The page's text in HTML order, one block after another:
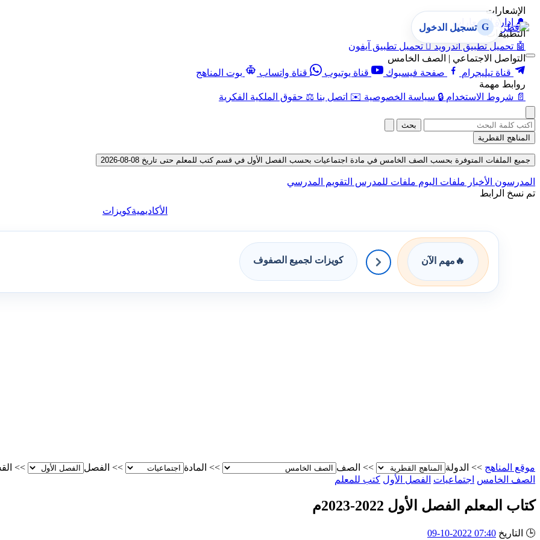
الإشعارات
🔔 إدارة الإشعارات
التطبيقات
🤖 تحميل تطبيق أندرويد  تحميل تطبيق آيفون
التواصل الاجتماعي | الصف الخامس
قناة تيليجرام
صفحة فيسبوك قناة يوتيوب قناة واتساب
بوت المناهج
روابط مهمة
📄 شروط الاستخدام 🔒 سياسة الخصوصية ✉️ اتصل بنا ⚖️ حقوق الملكية الفكرية
G تسجيل الدخول
بحث
المناهج القطرية
جميع الملفات المتوفرة بحسب الصف الخامس في مادة اجتماعيات بحسب الفصل الأول في قسم كتب للمعلم حتى تاريخ 08-08-2026
المدرسون الأخبار ملفات اليوم ملفات للمدرس التقويم المدرسي
تم نسخ الرابط
الأكاديميةكويزات
🔥 مهم الآن كويزات لجميع الصفوف
موقع المناهج >> الدولة >> الصف >> المادة >> الفصل >>
الصف الخامس اجتماعيات الفصل الأول كتب للمعلم
كتاب المعلم الفصل الأول 2022-2023م
🕒 التاريخ 07:40 2022-10-09